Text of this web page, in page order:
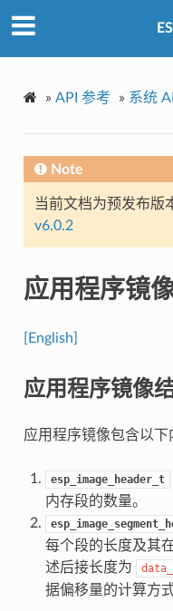
» API 参考 » 系统
Note
当前文档为预发布版
v6.0.2
应用程序镜
[English]
应用程序镜像
应用程序镜像包含以下
esp_image_header_t
内存段的数量。
每个段的长度及其
述后接长度为
据偏移量的计算方